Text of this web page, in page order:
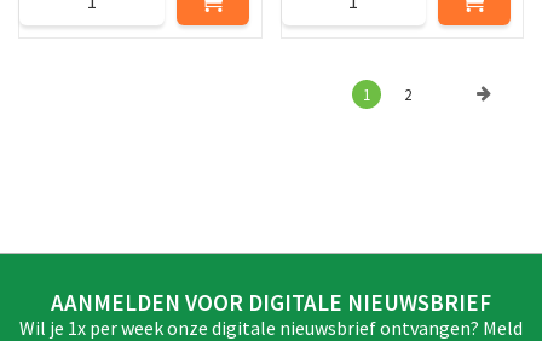
1 2
AANMELDEN VOOR DIGITALE NIEUWSBRIEF
Wil je 1x per week onze digitale nieuwsbrief ontvangen? Meld